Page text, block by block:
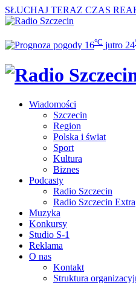
SŁUCHAJ TERAZ CZAS
16°C jutro 24
Wiadomości
Szczecin
Region
Polska i świat
Sport
Kultura
Biznes
Podcasty
Radio Szczecin
Radio Szczecin Extra
Muzyka
Konkursy
Studio S-1
Reklama
O nas
Kontakt
Struktura